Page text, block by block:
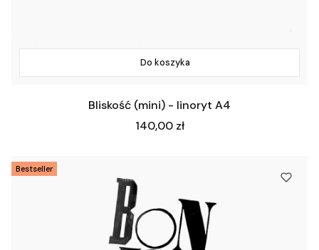
Do koszyka
Bliskość (mini) - linoryt A4
Cena
140,00 zł
Bestseller